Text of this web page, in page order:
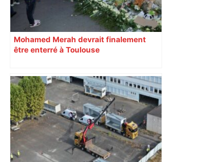
Mohamed Merah devrait finalement
être enterré à Toulouse